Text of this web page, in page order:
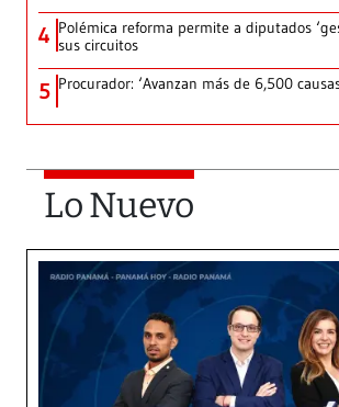
4 Polémica reforma permite a diputados
sus circuitos
5 Procurador: ‘Avanzan más de 6,500
Lo Nuevo